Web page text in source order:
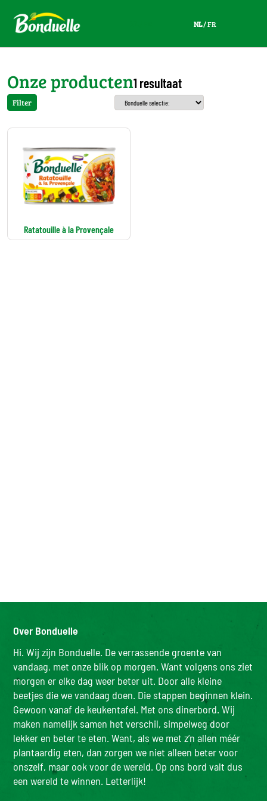
NL/FR
Onze producten1 resultaat
Filter
Ratatouille à la Provençale
Over Bonduelle
Hi. Wij zijn Bonduelle. De verrassende groente van
vandaag, met onze blik op morgen. Want volgens ons ziet
morgen er elke dag weer beter uit. Door alle kleine
beetjes die we vandaag doen. Die stappen beginnen klein.
Gewoon vanaf de keukentafel. Met ons dinerbord. Wij
maken namelijk samen het verschil, simpelweg door
lekker en beter te eten. Want, als we met z’n allen méér
plantaardig eten, dan zorgen we niet alleen beter voor
onszelf, maar ook voor de wereld. Op ons bord valt dus
een wereld te winnen. Letterlijk!